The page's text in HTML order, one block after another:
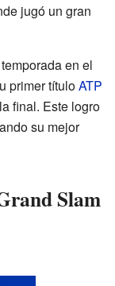
jugó un gran
en el
primer títuloATP
final. Este logro
su mejor
Slam